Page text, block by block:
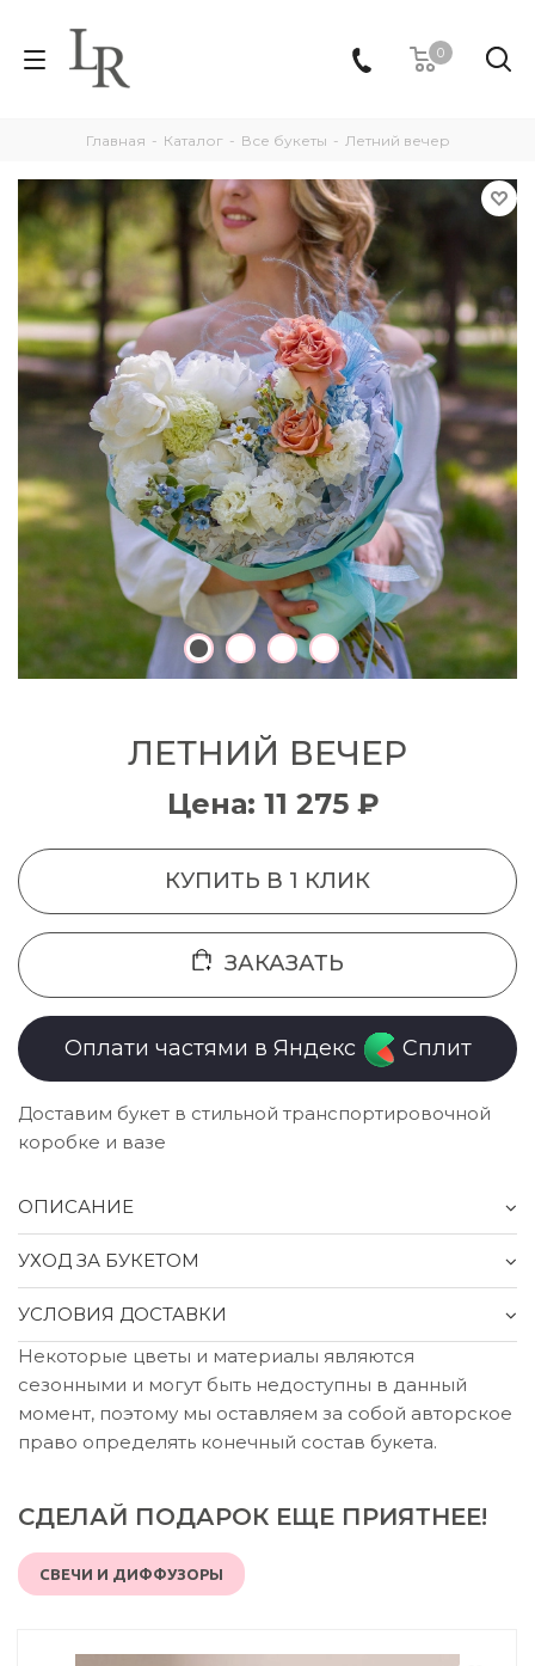
0
Главная - Каталог - Все букеты - Летний вечер
ЛЕТНИЙ ВЕЧЕР
Цена: 11 275 ₽
КУПИТЬ В 1 КЛИК
ЗАКАЗАТЬ
Оплати частями в Яндекс Сплит
Доставим букет в стильной транспортировочной
коробке и вазе
ОПИСАНИЕ
УХОД ЗА БУКЕТОМ
УСЛОВИЯ ДОСТАВКИ
Некоторые цветы и материалы являются
сезонными и могут быть недоступны в данный
момент, поэтому мы оставляем за собой авторское
право определять конечный состав букета.
СДЕЛАЙ ПОДАРОК ЕЩЕ ПРИЯТНЕЕ!
СВЕЧИ И ДИФФУЗОРЫ